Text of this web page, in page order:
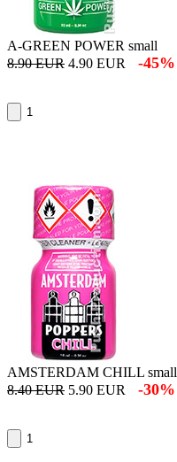
A-GREEN POWER small
8.90 EUR 4.90 EUR -45%
AMSTERDAM CHILL small
8.40 EUR 5.90 EUR -30%